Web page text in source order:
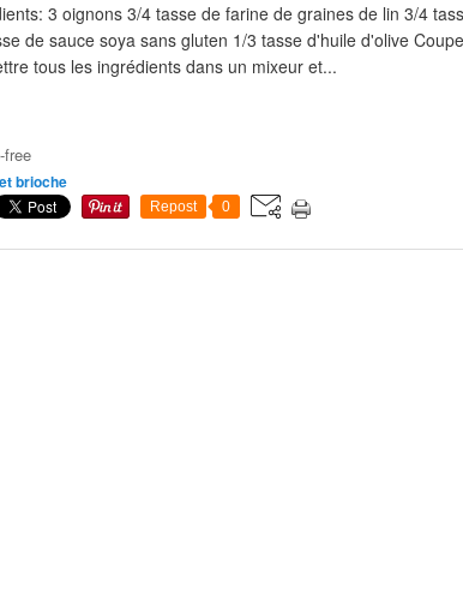
3 oignons 3/4 tasse de farine de graines de lin 3/4
de sauce soya sans gluten 1/3 tasse d'huile d'olive
tous les ingrédients dans un mixeur et...
free
brioche
Repost 0